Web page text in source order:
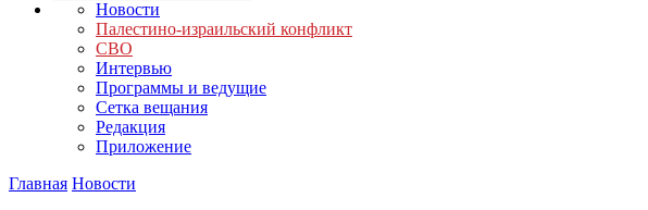
Новости
Палестино-израильский конфликт
СВО
Интервью
Программы и ведущие
Сетка вещания
Редакция
Приложение
Главная Новости